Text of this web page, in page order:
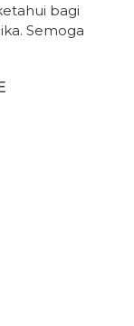
bagi
Semoga